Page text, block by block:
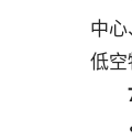
中
低空